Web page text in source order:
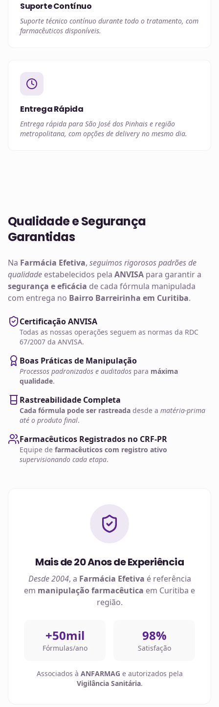
Suporte Contínuo
Suporte técnico contínuo durante todo o tratamento, com
farmacêuticos disponíveis.
Entrega Rápida
Entrega rápida para São José dos Pinhais e região
metropolitana, com opções de delivery no mesmo dia.
Qualidade e Segurança
Garantidas
Na Farmácia Efetiva, seguimos rigorosos padrões de
qualidade estabelecidos pela ANVISA para garantir a
segurança e eficácia de cada fórmula manipulada
com entrega no Bairro Barreirinha em Curitiba.
Certificação ANVISA
Todas as nossas operações seguem as normas da RDC
67/2007 da ANVISA.
Boas Práticas de Manipulação
Processos padronizados e auditados para máxima
qualidade.
Rastreabilidade Completa
Cada fórmula pode ser rastreada desde a matéria-prima
até o produto final.
Farmacêuticos Registrados no CRF-PR
Equipe de farmacêuticos com registro ativo
supervisionando cada etapa.
Mais de 20 Anos de Experiência
Desde 2004, a Farmácia Efetiva é referência
em manipulação farmacêutica em Curitiba e
região.
+50mil
Fórmulas/ano
98%
Satisfação
Associados à ANFARMAG e autorizados pela
Vigilância Sanitária.